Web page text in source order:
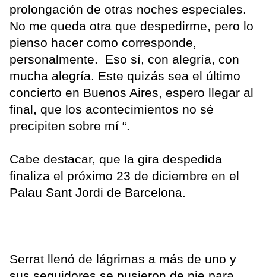
prolongación de otras noches especiales.
No me queda otra que despedirme, pero lo
pienso hacer como corresponde,
personalmente. Eso sí, con alegría, con
mucha alegría. Este quizás sea el último
concierto en Buenos Aires, espero llegar al
final, que los acontecimientos no sé
precipiten sobre mí “.
Cabe destacar, que la gira despedida
finaliza el próximo 23 de diciembre en el
Palau Sant Jordi de Barcelona.
Serrat llenó de lágrimas a más de uno y